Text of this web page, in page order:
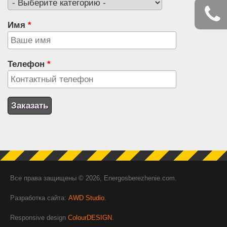
Имя *
Телефон *
Все права защищены © 2026, Energosberezhenie.com.
Разработка сайта: AWD Studio.
Responsive design ColourDESIGN.